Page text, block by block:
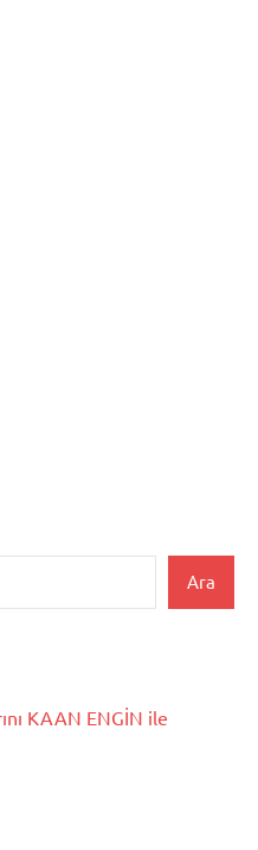
Ara
KAAN ENGİN ile